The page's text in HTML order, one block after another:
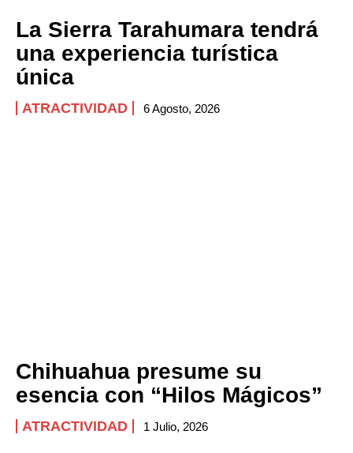
La Sierra Tarahumara tendrá
una experiencia turística
única
ATRACTIVIDAD 6 Agosto, 2026
Chihuahua presume su
esencia con “Hilos Mágicos”
ATRACTIVIDAD 1 Julio, 2026